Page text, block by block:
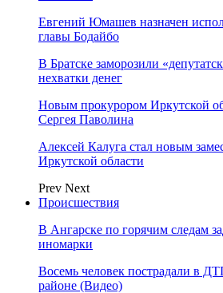
Евгений Юмашев назначен
главы Бодайбо
В Братске заморозили
нехватки денег
Новым прокурором Иркутской
Сергея Паволина
Алексей Калуга стал новым
Иркутской области
Prev Next
Происшествия
В Ангарске по горячим следам
иномарки
Восемь человек пострадали в
районе (Видео)